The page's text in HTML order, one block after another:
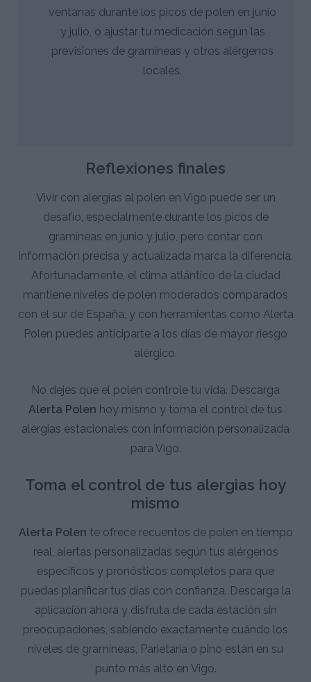
ventanas durante los picos de polen en junio
y julio, o ajustar tu medicación según las
previsiones de gramíneas y otros alérgenos
locales.
Reflexiones finales
Vivir con alergias al polen en Vigo puede ser un
desafío, especialmente durante los picos de
gramíneas en junio y julio, pero contar con
información precisa y actualizada marca la diferencia.
Afortunadamente, el clima atlántico de la ciudad
mantiene niveles de polen moderados comparados
con el sur de España, y con herramientas como Alerta
Polen puedes anticiparte a los días de mayor riesgo
alérgico.
No dejes que el polen controle tu vida. Descarga
Alerta Polen hoy mismo y toma el control de tus
alergias estacionales con información personalizada
para Vigo.
Toma el control de tus alergias hoy
mismo
Alerta Polen te ofrece recuentos de polen en tiempo
real, alertas personalizadas según tus alérgenos
específicos y pronósticos completos para que
puedas planificar tus días con confianza. Descarga la
aplicación ahora y disfruta de cada estación sin
preocupaciones, sabiendo exactamente cuándo los
niveles de gramíneas, Parietaria o pino están en su
punto más alto en Vigo.